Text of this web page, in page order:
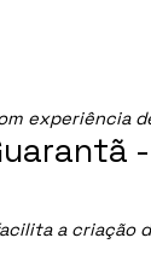
experiência
a criação
-